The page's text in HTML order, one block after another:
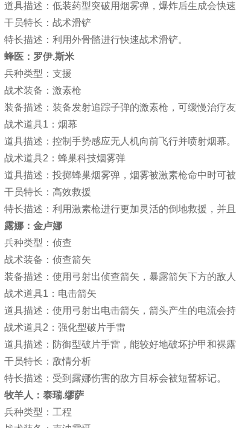
道具描述：低装药型突破用烟雾弹，爆炸后生成会快速
干员特长：战术滑铲
特长描述：利用外骨骼进行快速战术滑铲。
蜂医：罗伊.斯米
兵种类型：支援
战术装备：激素枪
装备描述：装备发射追踪子弹的激素枪，可缓慢治疗
战术道具1：烟幕
道具描述：控制手势感应无人机向前飞行并喷射烟幕
战术道具2：蜂巢科技烟雾弹
道具描述：投掷蜂巢烟雾弹，烟雾被激素枪命中时可被
干员特长：高效救援
特长描述：利用激素枪进行更加灵活的倒地救援，并
露娜：金卢娜
兵种类型：侦查
战术装备：侦查箭矢
装备描述：使用弓射出侦查箭矢，暴露箭矢下方的敌
战术道具1：电击箭矢
道具描述：使用弓射出电击箭矢，箭头产生的电流会持
战术道具2：强化型破片手雷
道具描述：防御型破片手雷，能较好地破坏护甲和裸露
干员特长：敌情分析
特长描述：受到露娜伤害的敌方目标会被短暂标记。
牧羊人：泰瑞.缪萨
兵种类型：工程